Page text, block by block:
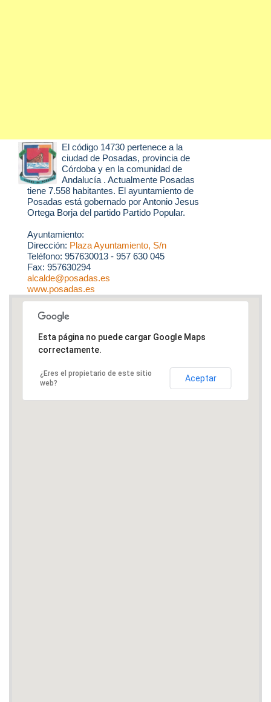
El código 14730 pertenece a la
ciudad de Posadas, provincia de
Córdoba y en la comunidad de
Andalucía . Actualmente Posadas
tiene 7.558 habitantes. El ayuntamiento de
Posadas está gobernado por Antonio Jesus
Ortega Borja del partido Partido Popular.
Ayuntamiento:
Dirección: Plaza Ayuntamiento, S/n
Teléfono: 957630013 - 957 630 045
Fax: 957630294
alcalde@posadas.es
www.posadas.es
Esta página no puede cargar Google Maps
correctamente.
¿Eres el propietario de este sitio
web?
Aceptar